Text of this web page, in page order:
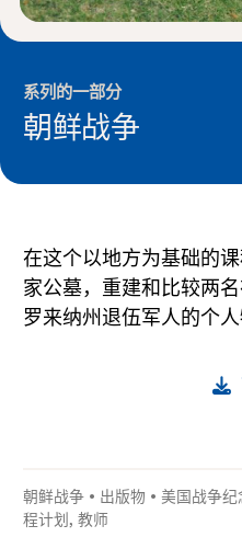
系列的一部分
朝鲜战争
在这个以地方为基础的
家公墓，重建和比较两
罗来纳州退伍军人的个人
朝鲜战争 • 出版物 • 美国战争纪
程计划 , 教师